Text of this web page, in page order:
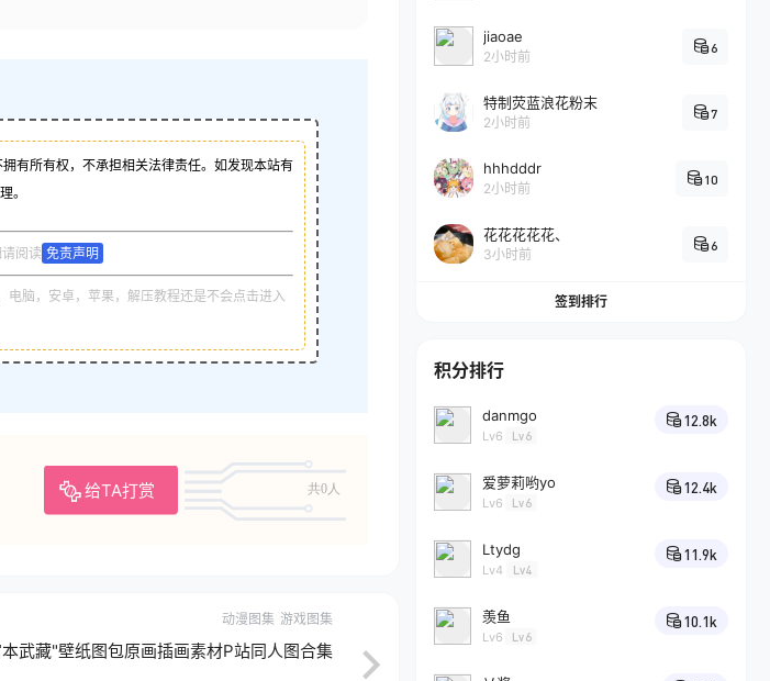
有所有权，不承担相关法律责任。如发现本站有
。
阅读 免责声明
脑，安卓，苹果，解压教程还是不会点击进入
给TA打赏 共0人
动漫图集 游戏图集
本武藏"壁纸图包原画插画素材P站同人图合集
jiaoae
2小时前
6
特制荧蓝浪花粉末
2小时前
7
hhhdddr
2小时前
10
花花花花花、
3小时前
6
签到排行
积分排行
danmgo
Lv6 Lv6
12.8k
爱萝莉哟yo
Lv6 Lv6
12.4k
Ltydg
Lv4 Lv4
11.9k
羡鱼
Lv6 Lv6
10.1k